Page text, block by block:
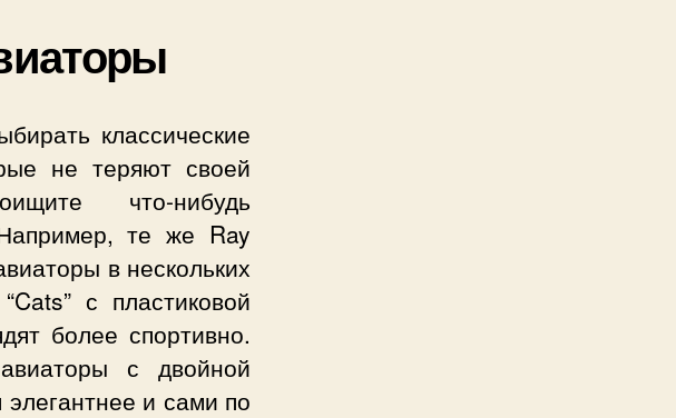
классические
не теряют своей
что-нибудь
те же Ray
в нескольких
с пластиковой
более спортивно.
с двойной
и сами по